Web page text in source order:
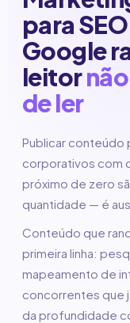
para
Google
leitor
de ler
Publicar conteúdo
corporativos com
próximo de zero
quantidade — é
Conteúdo que
primeira linha:
mapeamento de
concorrentes que
da profundidade